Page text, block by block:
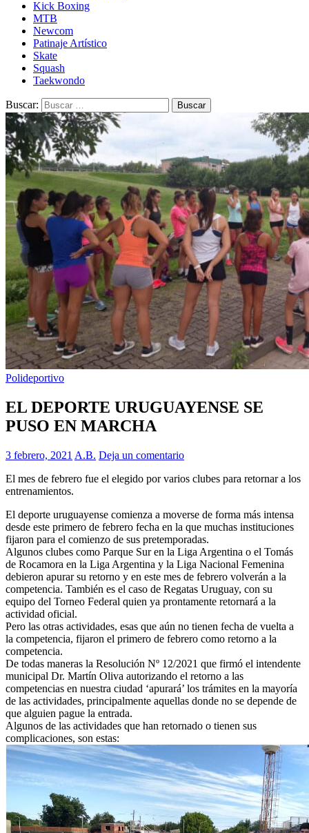
Kick Boxing
MTB
Newcom
Patinaje Artístico
Skate
Squash
Taekwondo
Buscar:
Polideportivo
EL DEPORTE URUGUAYENSE SE
PUSO EN MARCHA
3 febrero, 2021 A.B. Deja un comentario
El mes de febrero fue el elegido por varios clubes para retornar a los
entrenamientos.
El deporte uruguayense comienza a moverse de forma más intensa
desde este primero de febrero fecha en la que muchas instituciones
fijaron para el comienzo de sus pretemporadas.
Algunos clubes como Parque Sur en la Liga Argentina o el Tomás
de Rocamora en la Liga Argentina y la Liga Nacional Femenina
debieron apurar su retorno y en este mes de febrero volverán a la
competencia. También es el caso de Regatas Uruguay, con su
equipo del Torneo Federal quien ya prontamente retornará a la
actividad oficial.
Pero las otras actividades, esas que aún no tienen fecha de vuelta a
la competencia, fijaron el primero de febrero como retorno a la
competencia.
De todas maneras la Resolución Nº 12/2021 que firmó el intendente
municipal Dr. Martín Oliva autorizando el retorno a las
competencias en nuestra ciudad ‘apurará’ los trámites en la mayoría
de las actividades, principalmente aquellas donde no se depende de
que alguien pague la entrada.
Algunos de las actividades que han retornado o tienen sus
complicaciones, son estas: